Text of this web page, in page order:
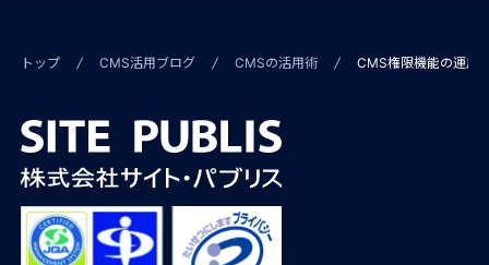
トップ CMS活用ブログ CMSの活用術 CMS権限機能の運用